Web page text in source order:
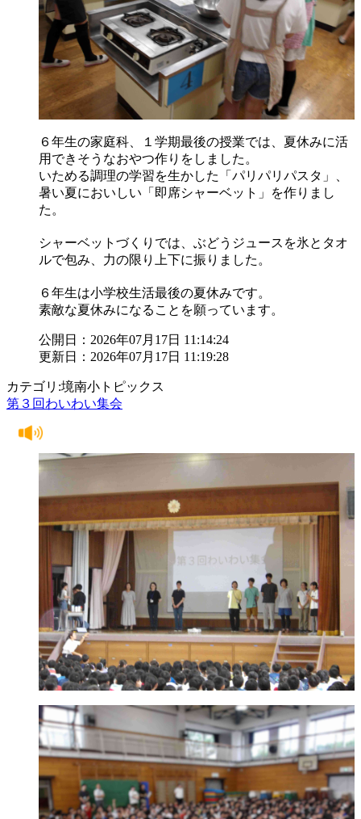
６年生の家庭科、１学期最後の授業では、夏休みに活
用できそうなおやつ作りをしました。
いためる調理の学習を生かした「パリパリパスタ」、
暑い夏においしい「即席シャーベット」を作りまし
た。
シャーベットづくりでは、ぶどうジュースを氷とタオ
ルで包み、力の限り上下に振りました。
６年生は小学校生活最後の夏休みです。
素敵な夏休みになることを願っています。
公開日：2026年07月17日 11:14:24
更新日：2026年07月17日 11:19:28
カテゴリ:境南小トピックス
第３回わいわい集会